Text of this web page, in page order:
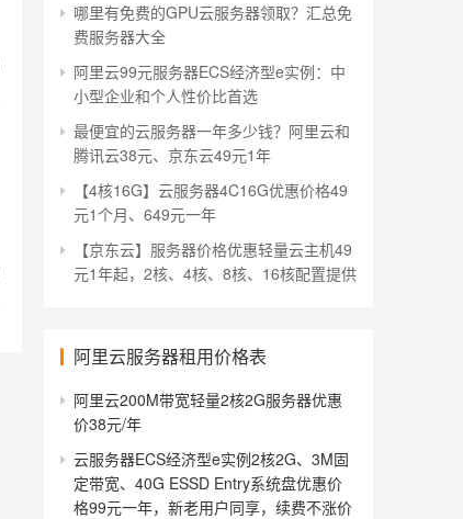
哪里有免费的GPU云服务器领取？汇总免
费服务器大全
阿里云99元服务器ECS经济型e实例：中
小型企业和个人性价比首选
最便宜的云服务器一年多少钱？阿里云和
腾讯云38元、京东云49元1年
【4核16G】云服务器4C16G优惠价格49
元1个月、649元一年
【京东云】服务器价格优惠轻量云主机49
元1年起，2核、4核、8核、16核配置提供
阿里云服务器租用价格表
阿里云200M带宽轻量2核2G服务器优惠
价38元/年
云服务器ECS经济型e实例2核2G、3M固
定带宽、40G ESSD Entry系统盘优惠价
格99元一年，新老用户同享，续费不涨价